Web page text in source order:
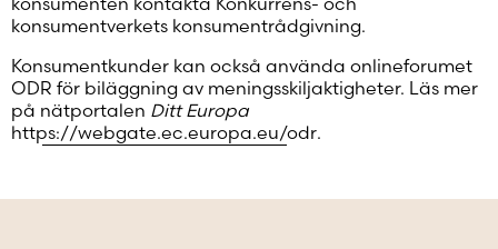
konsumentverkets konsumentrådgivning.
Konsumentkunder kan också använda onlineforumet
ODR för biläggning av meningsskiljaktigheter. Läs mer
på nätportalen Ditt Europa
https://webgate.ec.europa.eu/odr.